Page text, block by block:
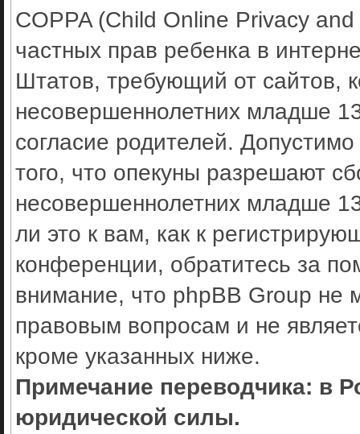
COPPA (Child Online Privacy
частных прав ребенка в
Штатов, требующий от сайтов,
несовершеннолетних младше
согласие родителей.
того, что опекуны разрешают
несовершеннолетних младше
ли это к вам, как к
конференции, обратитесь за
внимание, что phpBB Group не
правовым вопросам и не
кроме указанных ниже.
Примечание переводчика: в
юридической силы.